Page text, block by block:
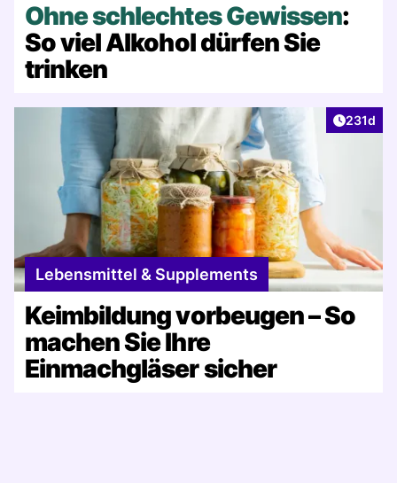
Ohne schlechtes Gewissen:
So viel Alkohol dürfen Sie
trinken
Artikel
231d
Lebensmittel & Supplements
Keimbildung vorbeugen – So
machen Sie Ihre
Einmachgläser sicher